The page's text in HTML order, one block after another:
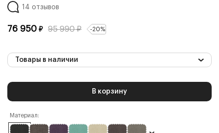
14 отзывов
76 950 ₽ 95 990₽ -20%
Товары в наличии
В корзину
Материал: